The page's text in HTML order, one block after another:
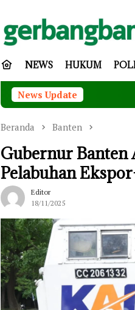
NEWS HUKUM
News Update
Beranda Banten
Gubernur
Pelabuhan
Editor
18/11/2025